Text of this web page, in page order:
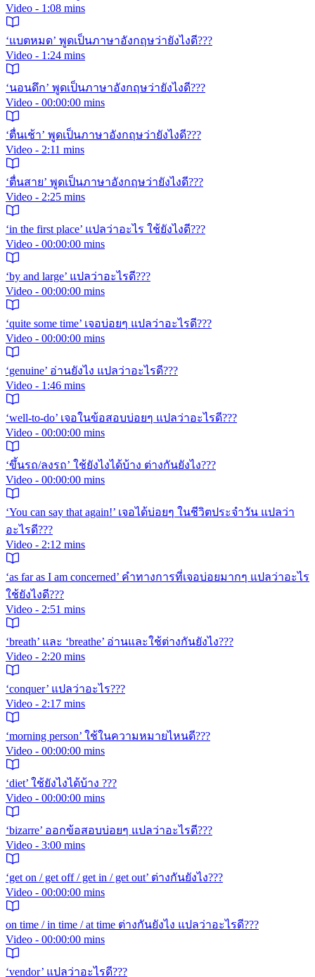
Video - 1:08 mins
‘แบตหมด’ พูดเป็นภาษาอังกฤษว่ายังไงดี???
Video - 1:24 mins
‘นอนดึก’ พูดเป็นภาษาอังกฤษว่ายังไงดี???
Video - 00:00:00 mins
‘ตื่นเช้า’ พูดเป็นภาษาอังกฤษว่ายังไงดี???
Video - 2:11 mins
‘ตื่นสาย’ พูดเป็นภาษาอังกฤษว่ายังไงดี???
Video - 2:25 mins
‘in the first place’ แปลว่าอะไร ใช้ยังไงดี???
Video - 00:00:00 mins
‘by and large’ แปลว่าอะไรดี???
Video - 00:00:00 mins
‘quite some time’ เจอบ่อยๆ แปลว่าอะไรดี???
Video - 00:00:00 mins
‘genuine’ อ่านยังไง แปลว่าอะไรดี???
Video - 1:46 mins
‘well-to-do’ เจอในข้อสอบบ่อยๆ แปลว่าอะไรดี???
Video - 00:00:00 mins
‘ขึ้นรถ/ลงรถ’ ใช้ยังไงได้บ้าง ต่างกันยังไง???
Video - 00:00:00 mins
‘You can say that again!’ เจอได้บ่อยๆ ในชีวิตประจำวัน แปลว่า
อะไรดี???
Video - 2:12 mins
‘as far as I am concerned’ คำทางการที่เจอบ่อยมากๆ แปลว่าอะไร
ใช้ยังไงดี???
Video - 2:51 mins
‘breath’ และ ‘breathe’ อ่านและใช้ต่างกันยังไง???
Video - 2:20 mins
‘conquer’ แปลว่าอะไร???
Video - 2:17 mins
‘morning person’ ใช้ในความหมายไหนดี???
Video - 00:00:00 mins
‘diet’ ใช้ยังไงได้บ้าง ???
Video - 00:00:00 mins
‘bizarre’ ออกข้อสอบบ่อยๆ แปลว่าอะไรดี???
Video - 3:00 mins
‘get on / get off / get in / get out’ ต่างกันยังไง???
Video - 00:00:00 mins
on time / in time / at time ต่างกันยังไง แปลว่าอะไรดี???
Video - 00:00:00 mins
‘vendor’ แปลว่าอะไรดี???